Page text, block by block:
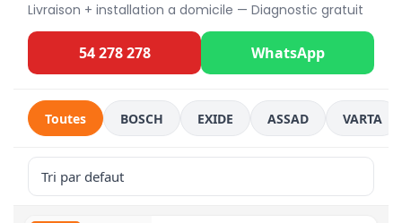
Livraison + installation a domicile — Diagnostic gratuit
54 278 278 WhatsApp
Toutes BOSCH EXIDE ASSAD VARTA